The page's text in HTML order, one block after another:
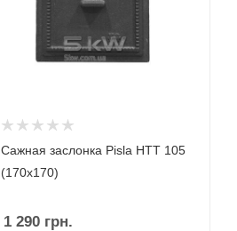
Сажная заслонка Pisla HTT 105
(170x170)
1 290 грн.